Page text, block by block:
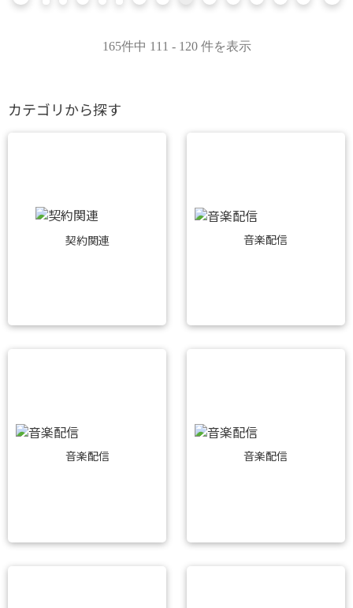
165件中 111 - 120 件を表示
カテゴリから探す
契約関連 音楽配信
音楽配信 音楽配信